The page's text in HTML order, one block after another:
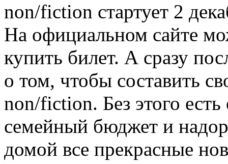
non/fiction стартует 2
На официальном сайте
купить билет. А сразу
о том, чтобы составить
non/fiction. Без этого есть
семейный бюджет и
домой все прекрасные